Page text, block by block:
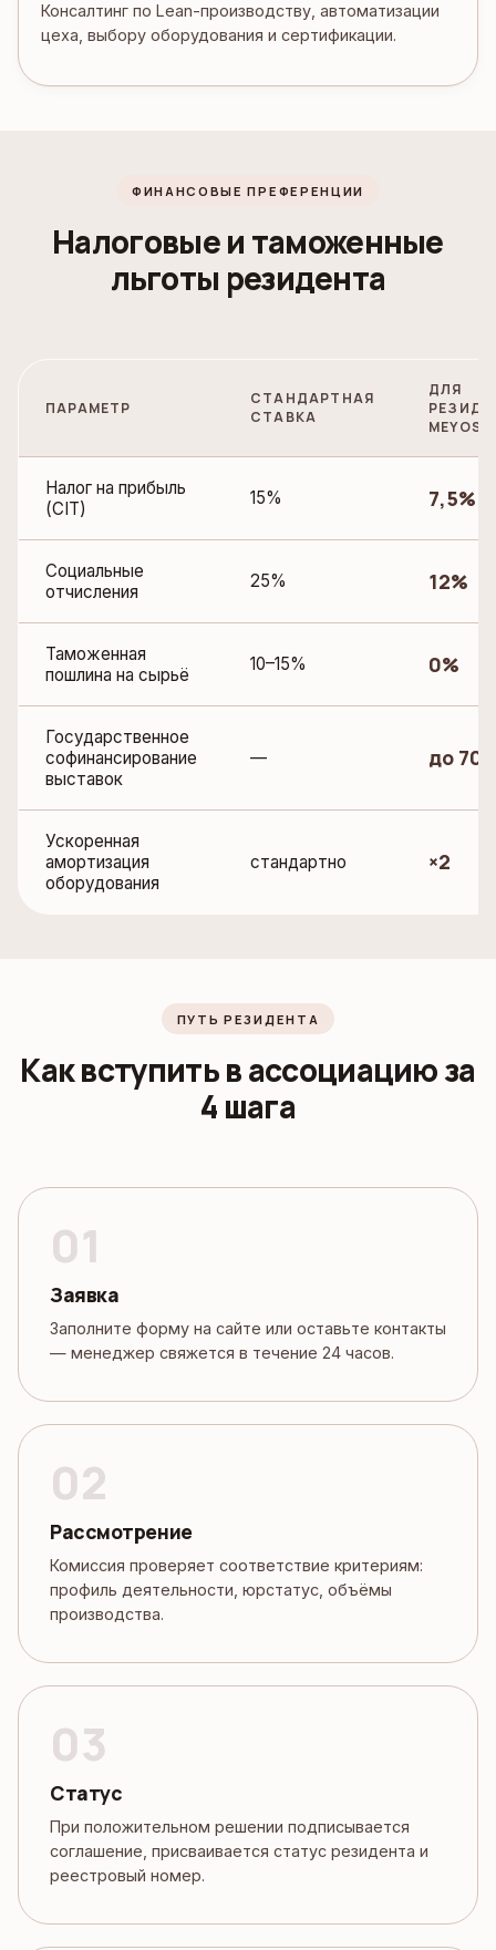
Консалтинг по Lean-производству, автоматизации
цеха, выбору оборудования и сертификации.
ФИНАНСОВЫЕ ПРЕФЕРЕНЦИИ
Налоговые и таможенные
льготы резидента
ПАРАМЕТР
СТАНДАРТНАЯ
СТАВКА
ДЛЯ
MEYOS
Налог на прибыль
(CIT)
15% 7,5%
Социальные
отчисления
25% 12%
Таможенная
пошлина на сырьё
10–15% 0%
Государственное
софинансирование
выставок
— до
Ускоренная
амортизация
оборудования
стандартно ×2
ПУТЬ РЕЗИДЕНТА
Как вступить в ассоциацию за
4 шага
Заявка
Заполните форму на сайте или оставьте контакты
— менеджер свяжется в течение 24 часов.
Рассмотрение
Комиссия проверяет соответствие критериям:
профиль деятельности, юрстатус, объёмы
производства.
Статус
При положительном решении подписывается
соглашение, присваивается статус резидента и
реестровый номер.